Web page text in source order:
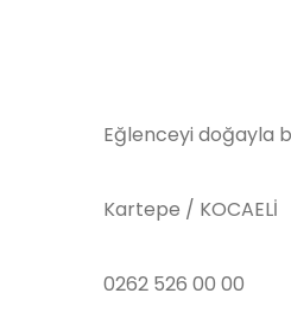
Eğlenceyi doğayla
Kartepe / KOCAELİ
0262 526 00 00